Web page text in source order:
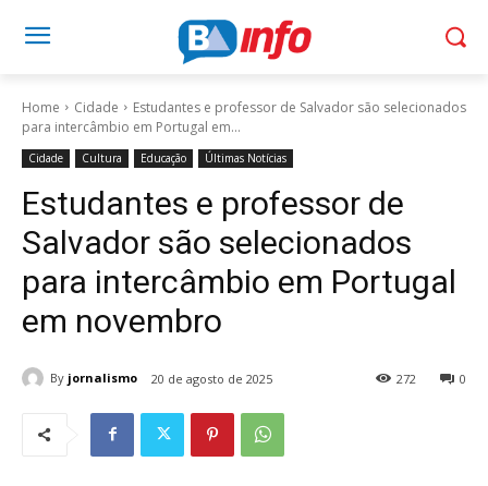
Home Cidade
Estudantes e professor de Salvador são selecionados
para intercâmbio em Portugal em...
Cidade Cultura Educação Últimas Notícias
Estudantes e professor de
Salvador são selecionados
para intercâmbio em Portugal
em novembro
By jornalismo 20 de agosto de 2025 0
272